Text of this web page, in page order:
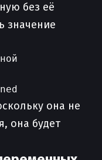
без её
значение
она не
она будет